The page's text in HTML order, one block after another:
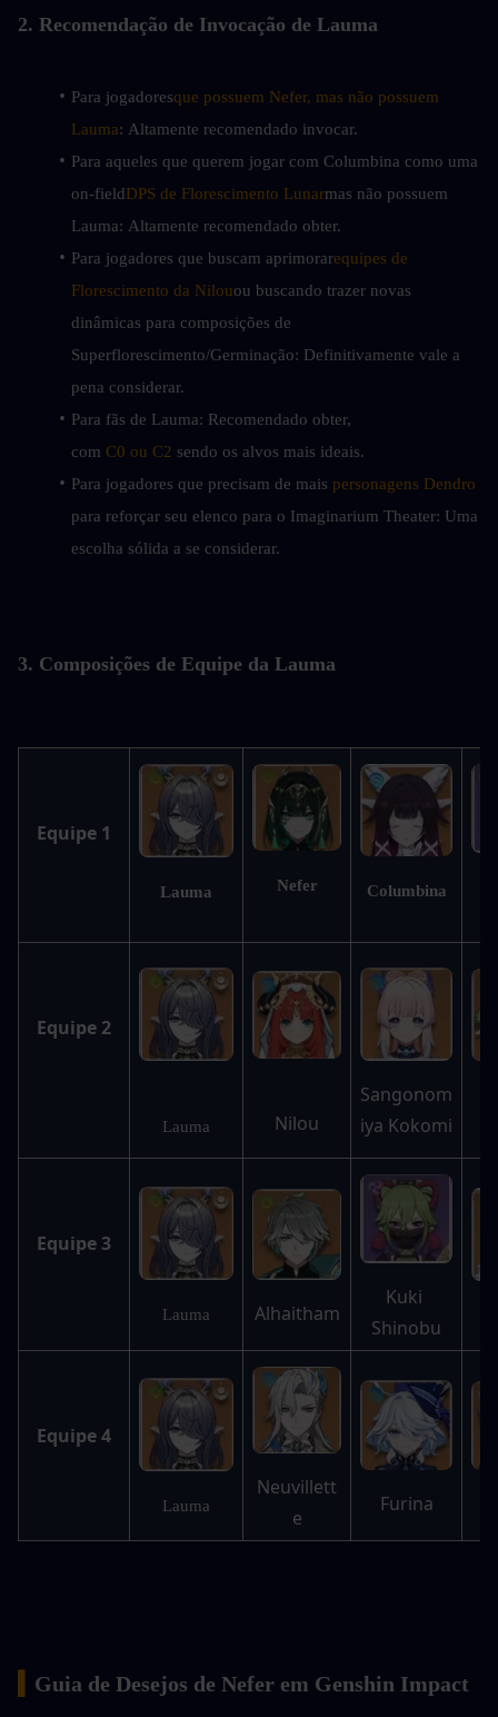
2. Recomendação de Invocação de Lauma
Para jogadoresque possuem Nefer, mas não possuem
Lauma: Altamente recomendado invocar.
Para aqueles que querem jogar com Columbina como uma
on-fieldDPS de Florescimento Lunarmas não possuem
Lauma: Altamente recomendado obter.
Para jogadores que buscam aprimorarequipes de
Florescimento da Nilouou buscando trazer novas
dinâmicas para composições de
Superflorescimento/Germinação: Definitivamente vale a
pena considerar.
Para fãs de Lauma: Recomendado obter,
com C0 ou C2 sendo os alvos mais ideais.
Para jogadores que precisam de mais personagens Dendro
para reforçar seu elenco para o Imaginarium Theater: Uma
escolha sólida a se considerar.
3. Composições de Equipe da Lauma
Equipe 1
Lauma Nefer Columbina
Equipe 2
Lauma Nilou
Sangonom
iya Kokomi
Equipe 3
Lauma Alhaitham
Kuki
Shinobu
Equipe 4
Lauma
Neuvillett
e
Furina
Guia de Desejos de Nefer em Genshin Impact